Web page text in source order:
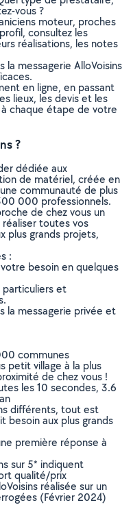
vous ?
moteur, proches
consultez les
réalisations, les notes
la messagerie AlloVoisins
en ligne, en passant
lieux, les devis et les
chaque étape de votre
?
dédiée aux
de matériel, créée en
communauté de plus
000 professionnels.
de chez vous un
toutes vos
plus grands projets,
:
besoin en quelques
particuliers et
la messagerie privée et
communes
petit village à la plus
de chez vous !
les 10 secondes, 3.6
différents, tout est
besoin aux plus grands
première réponse à
sur 5* indiquent
qualité/prix
réalisée sur un
(Février 2024)